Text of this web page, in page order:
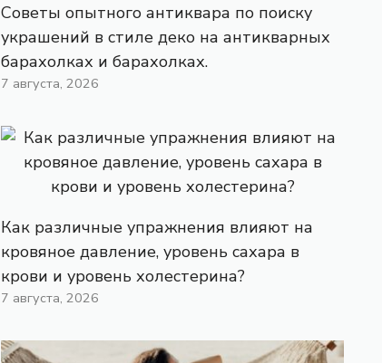
Советы опытного антиквара по поиску
украшений в стиле деко на антикварных
барахолках и барахолках.
7 августа, 2026
Как различные упражнения влияют на
кровяное давление, уровень сахара в
крови и уровень холестерина?
7 августа, 2026